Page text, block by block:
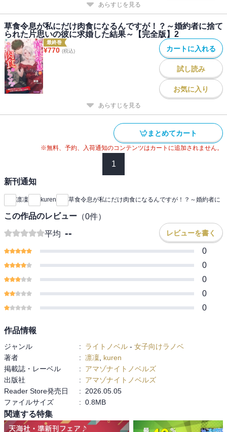
あらすじを見る
草食令息が私にだけ肉食になるんですが！？～婚約者に捨て
られた片思いの彼に求婚した結果～【完全版】2
最終巻
¥770 (税込) カートに入れる
試し読み
お気に入り
あらすじを見る
まとめてカート
※無料、予約、入荷通知のコンテンツはカートに追加されません。
1
新刊通知
凛凜 kuren 草食令息が私にだけ肉食になるんですが！？～婚約者に
この作品のレビュー （0件）
平均 -- レビューを書く
0
0
0
0
0
作品情報
ジャンル : ライトノベル - 女子向けラノベ
著者
: 凛凜 kuren
掲載誌・レーベル
:
アマゾナイトノベルズ
出版社
:
アマゾナイトノベルズ
Reader Store発売日
:
2026.05.05
ファイルサイズ
: 0.8MB
関連する特集